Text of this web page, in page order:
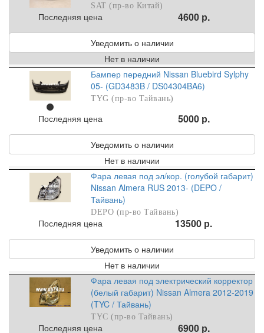
SAT (пр-во Китай)
Последняя цена 4600 р.
Уведомить о наличии
Нет в наличии
Бампер передний Nissan Bluebird Sylphy
05- (GD3483B / DS04304BA6)
TYG (пр-во Тайвань)
Последняя цена 5000 р.
Уведомить о наличии
Нет в наличии
Фара левая под эл/кор. (голубой габарит)
Nissan Almera RUS 2013- (DEPO /
Тайвань)
DEPO (пр-во Тайвань)
Последняя цена 13500 р.
Уведомить о наличии
Нет в наличии
Фара левая под электрический корректор
(белый габарит) Nissan Almera 2012-2019
(TYC / Тайвань)
TYC (пр-во Тайвань)
Последняя цена 6900 р.